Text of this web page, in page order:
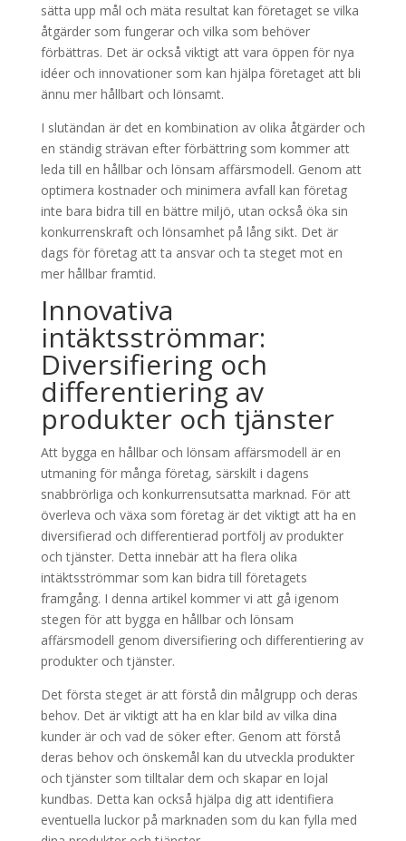
sätta upp mål och mäta resultat kan företaget se vilka
åtgärder som fungerar och vilka som behöver
förbättras. Det är också viktigt att vara öppen för nya
idéer och innovationer som kan hjälpa företaget att bli
ännu mer hållbart och lönsamt.
I slutändan är det en kombination av olika åtgärder och
en ständig strävan efter förbättring som kommer att
leda till en hållbar och lönsam affärsmodell. Genom att
optimera kostnader och minimera avfall kan företag
inte bara bidra till en bättre miljö, utan också öka sin
konkurrenskraft och lönsamhet på lång sikt. Det är
dags för företag att ta ansvar och ta steget mot en
mer hållbar framtid.
Innovativa
intäktsströmmar:
Diversifiering och
differentiering av
produkter och tjänster
Att bygga en hållbar och lönsam affärsmodell är en
utmaning för många företag, särskilt i dagens
snabbrörliga och konkurrensutsatta marknad. För att
överleva och växa som företag är det viktigt att ha en
diversifierad och differentierad portfölj av produkter
och tjänster. Detta innebär att ha flera olika
intäktsströmmar som kan bidra till företagets
framgång. I denna artikel kommer vi att gå igenom
stegen för att bygga en hållbar och lönsam
affärsmodell genom diversifiering och differentiering av
produkter och tjänster.
Det första steget är att förstå din målgrupp och deras
behov. Det är viktigt att ha en klar bild av vilka dina
kunder är och vad de söker efter. Genom att förstå
deras behov och önskemål kan du utveckla produkter
och tjänster som tilltalar dem och skapar en lojal
kundbas. Detta kan också hjälpa dig att identifiera
eventuella luckor på marknaden som du kan fylla med